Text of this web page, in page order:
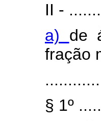
II -
a) de
fração
§ 1º